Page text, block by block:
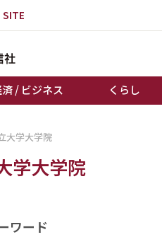
SITE
/ ビジネス くらし
プページ
らせ
大学大学院
学大学院
ワード